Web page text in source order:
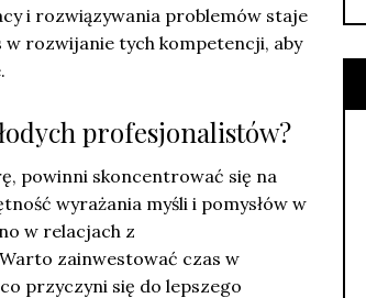
i rozwiązywania problemów staje
rozwijanie tych kompetencji, aby
profesjonalistów?
powinni skoncentrować się na
wyrażania myśli i pomysłów w
w relacjach z
zainwestować czas w
przyczyni się do lepszego